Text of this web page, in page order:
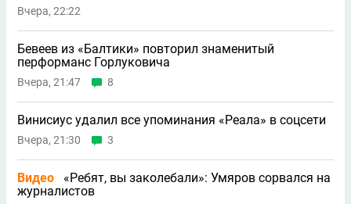
Вчера, 22:22
Бевеев из «Балтики» повторил знаменитый
перформанс Горлуковича
Вчера, 21:47 8
Винисиус удалил все упоминания «Реала» в соцсети
Вчера, 21:30 3
Видео
«Ребят, вы заколебали»: Умяров сорвался на
журналистов